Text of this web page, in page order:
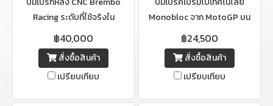
Racing ระดับที่ใช้จริงใน
MotoGP / WSBK / Moto2
฿40,000
สั่งซื้อสินค้า
เปรียบเทียบ
Monobloc จาก MotoGP บน
ถนนจริงกับสีเหลืองฟลูโอสะท้อน
แสง โดดเด่นทุกมุมมอง
฿24,500
สั่งซื้อสินค้า
เปรียบเทียบ